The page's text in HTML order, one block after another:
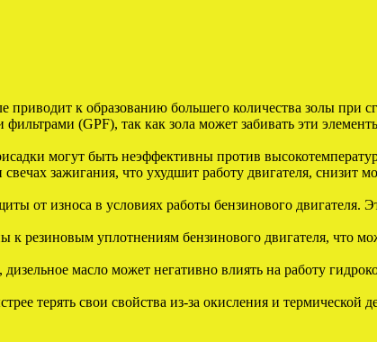
к образованию большего количества золы при
(GPF), так как зола может забивать эти
могут быть неэффективны против
зажигания, что ухудшит работу двигателя, снизит
от износа в условиях работы бензинового двигателя.
к резиновым уплотнениям бензинового двигателя, что
масло может негативно влиять на работу
терять свои свойства из-за окисления и термической